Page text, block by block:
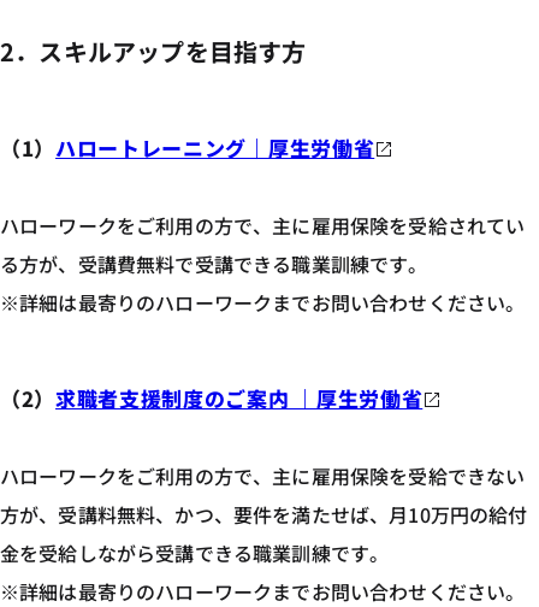
2．スキルアップを目指す方
（1） ハロートレーニング｜厚生労働省
ハローワークをご利用の方で、主に雇用保険を受給されてい
る方が、受講費無料で受講できる職業訓練です。
※詳細は最寄りのハローワークまでお問い合わせください。
（2）求職者支援制度のご案内 ｜厚生労働省
ハローワークをご利用の方で、主に雇用保険を受給できない
方が、受講料無料、かつ、要件を満たせば、月10万円の給付
金を受給しながら受講できる職業訓練です。
※詳細は最寄りのハローワークまでお問い合わせください。